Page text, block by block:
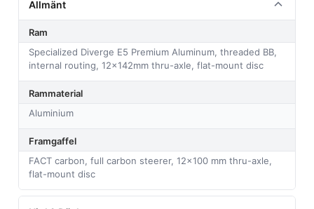
Allmänt
Ram
Specialized Diverge E5 Premium Aluminum, threaded BB,
internal routing, 12x142mm thru-axle, flat-mount disc
Rammaterial
Aluminium
Framgaffel
FACT carbon, full carbon steerer, 12x100 mm thru-axle,
flat-mount disc